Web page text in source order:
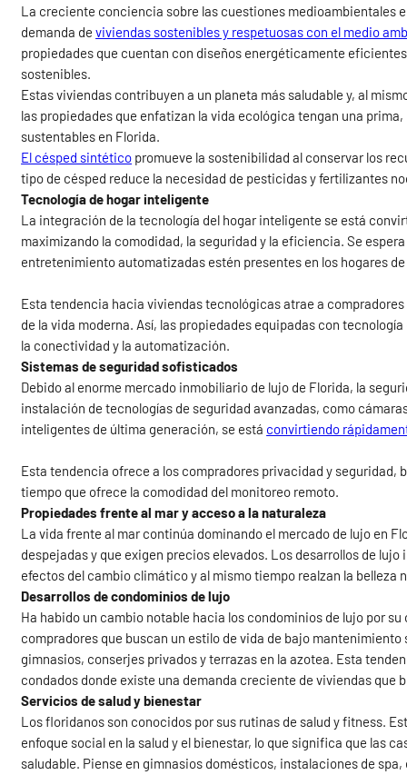
La creciente conciencia sobre las cuestiones medioambientales
demanda deviviendas sostenibles y respetuosas con el medio
propiedades que cuentan con diseños energéticamente
sostenibles.
Estas viviendas contribuyen a un planeta más saludable y, al
las propiedades que enfatizan la vida ecológica tengan una
sustentables en Florida.
El césped sintético promueve la sostenibilidad al conservar los
tipo de césped reduce la necesidad de pesticidas y fertilizantes
Tecnología de hogar inteligente
La integración de la tecnología del hogar inteligente se está
maximizando la comodidad, la seguridad y la eficiencia. Se
entretenimiento automatizadas estén presentes en los hogares
Esta tendencia hacia viviendas tecnológicas atrae a
de la vida moderna. Así, las propiedades equipadas con
la conectividad y la automatización.
Sistemas de seguridad sofisticados
Debido al enorme mercado inmobiliario de lujo de Florida, la
instalación de tecnologías de seguridad avanzadas, como
inteligentes de última generación, se está convirtiendo
Esta tendencia ofrece a los compradores privacidad y
tiempo que ofrece la comodidad del monitoreo remoto.
Propiedades frente al mar y acceso a la naturaleza
La vida frente al mar continúa dominando el mercado de lujo en
despejadas y que exigen precios elevados. Los desarrollos de
efectos del cambio climático y al mismo tiempo realzan la belleza
Desarrollos de condominios de lujo
Ha habido un cambio notable hacia los condominios de lujo por
compradores que buscan un estilo de vida de bajo
gimnasios, conserjes privados y terrazas en la azotea. Esta
condados donde existe una demanda creciente de viviendas que
Servicios de salud y bienestar
Los floridanos son conocidos por sus rutinas de salud y fitness.
enfoque social en la salud y el bienestar, lo que significa que las
saludable. Piense en gimnasios domésticos, instalaciones de